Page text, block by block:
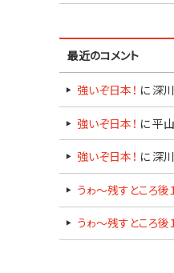
最近のコメント
強いぞ日本！ に 深
強いぞ日本！ に平
強いぞ日本！ に 深
うゎ～残すところ後
うゎ～残すところ後